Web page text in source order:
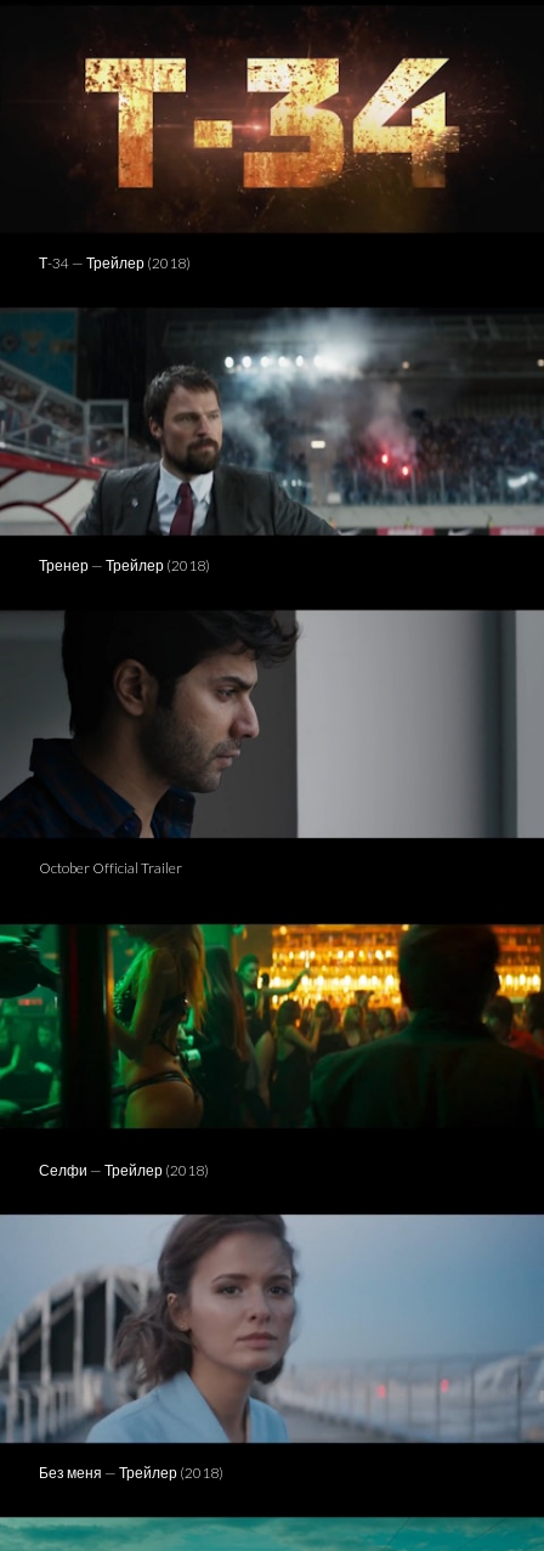
Т-34 — Трейлер (2018)
Тренер — Трейлер (2018)
October Official Trailer
Селфи — Трейлер (2018)
Без меня — Трейлер (2018)